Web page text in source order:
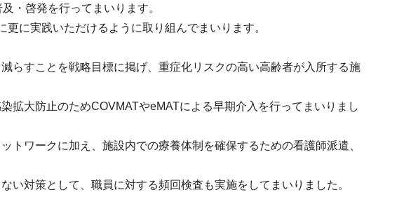
・啓発を行ってまいります。
に実践いただけるように取り組んでまいります。
らすことを戦略目標に掲げ、重症化リスクの高い高齢者が入所する施
拡大防止のためCOVMATやeMATによる早期介入を行ってまいりまし
トワークに加え、施設内での療養体制を確保するための看護師派遣、
い対策として、職員に対する頻回検査も実施をしてまいりました。